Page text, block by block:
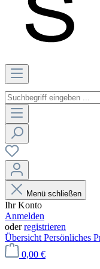
Menü schließen
Ihr Konto
Anmelden
oderregistrieren
Übersicht Persönliches
0,00 €